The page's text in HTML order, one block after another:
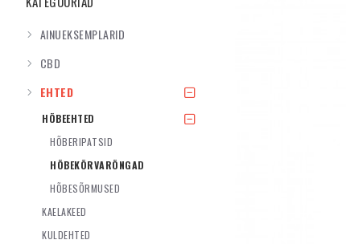
AINUEKSEMPLARID
CBD
EHTED
HÕBEEHTED
HÕBERIPATSID
HÕBEKÕRVARÕNGAD
HÕBESÕRMUSED
KAELAKEED
KULDEHTED